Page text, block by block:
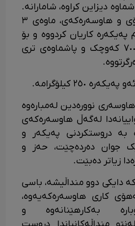
دیزاین کراوە، شامارانە.
ئەو گوتی کە خۆی و هاوسەرەکەی، ماوەی ٣
کاریان کردووە و بۆ
دروستکردنی لە ٧٠٠ کەوچک و پاشماوەی تری
٢٥٠ کیلۆگرامە.
نوورەدین لەمبارەوە
لەگەڵ هاوسەرەکەی
بە دروستکردنی پەیکەر و
جوان دەردەچێت، حەز و
زیاتر دەبێت.
دایکی دوو منداڵیشە، باسی
کاری هاوسەرەکەیەوە،
بەکارهێنانەوە و